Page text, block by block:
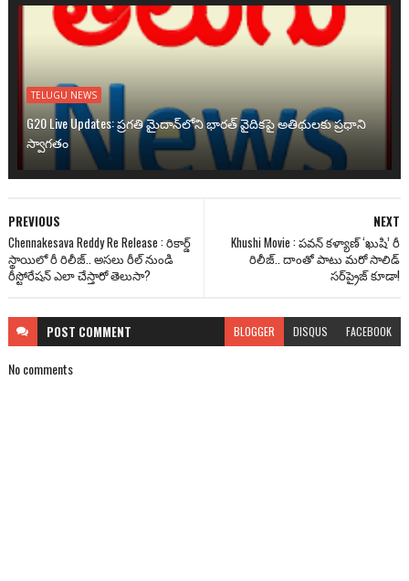
TELUGU NEWS
G20 Live Updates: ప్రగతి మైదాన్‌లోని భారత్ వైదికపై అతిథులకు ప్రధాని
స్వాగతం
NEXT
Khushi Movie : పవన్ కళ్యాణ్ ‘ఖుషి’ రీ
రిలీజ్.. దాంతో పాటు మరో సాలిడ్
సర్‌ప్రైజ్ కూడా!
PREVIOUS
Chennakesava Reddy Re Release : రికార్డ్
స్థాయిలో రీ రిలీజ్.. అసలు రీల్ నుండి
రీస్టోరేషన్ ఎలా చేస్తారో తెలుసా?
POST COMMENT BLOGGER DISQUS FACEBOOK
No comments